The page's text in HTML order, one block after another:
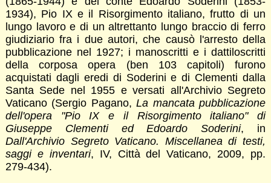
1934), Pio IX e il Risorgimento italiano, frutto di un
lungo lavoro e di un altrettanto lungo braccio di ferro
giudiziario fra i due autori, che causò l'arresto della
pubblicazione nel 1927; i manoscritti e i dattiloscritti
della corposa opera (ben 103 capitoli) furono
acquistati dagli eredi di Soderini e di Clementi dalla
Santa Sede nel 1955 e versati all'Archivio Segreto
Vaticano (Sergio Pagano,La mancata pubblicazione
dell'opera "Pio IX e il Risorgimento italiano" di
Giuseppe Clementi ed Edoardo Soderini, in
Dall'Archivio Segreto Vaticano. Miscellanea di testi,
saggi e inventari, IV, Città del Vaticano, 2009, pp.
279-434).